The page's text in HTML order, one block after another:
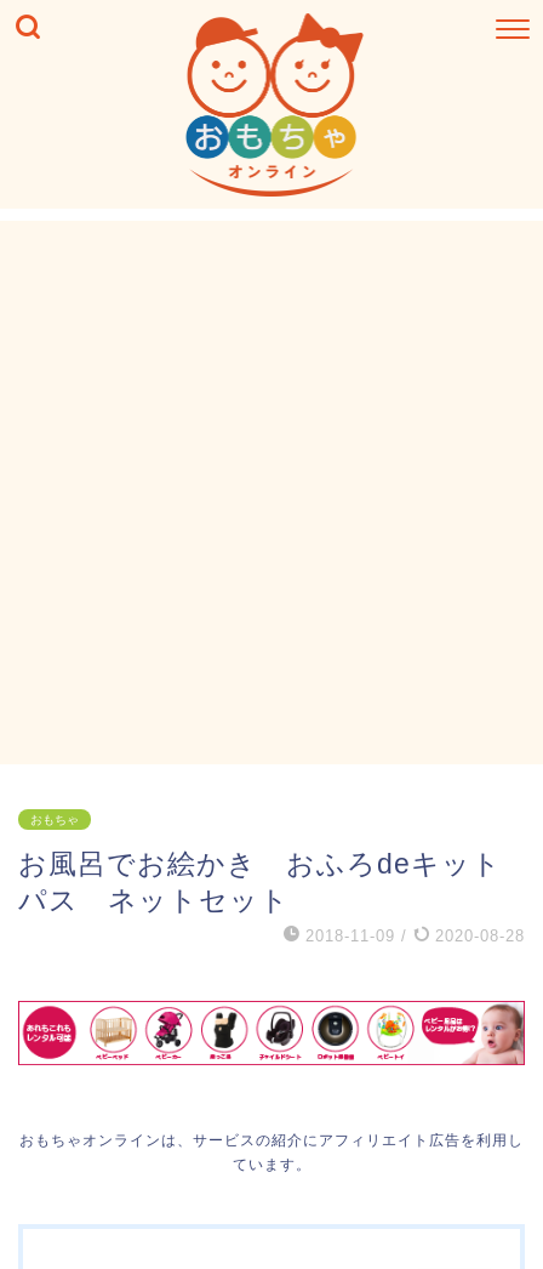
おもちゃ
お風呂でお絵かき おふろdeキット
パス ネットセット
2018-11-09 / 2020-08-28
おもちゃオンラインは、サービスの紹介にアフィリエイト広告を利用し
ています。